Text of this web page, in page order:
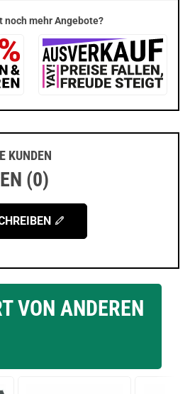
noch mehr Angebote?
KUNDEN
(0)
VON ANDEREN